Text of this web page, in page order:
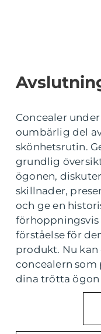
Concealer
oumbärlig del
skönhetsrutin.
grundlig
ögonen,
skillnader,
och ge en
förståelse för
produkt. Nu kan
concealern som
dina trötta